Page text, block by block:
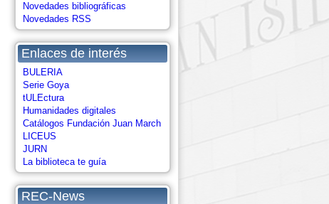
Novedades bibliográficas
Novedades RSS
Enlaces de interés
BULERIA
Serie Goya
tULEctura
Humanidades digitales
Catálogos Fundación Juan March
LICEUS
JURN
La biblioteca te guía
REC-News